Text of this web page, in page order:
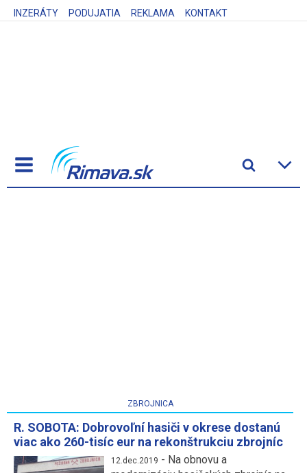
INZERÁTY PODUJATIA REKLAMA KONTAKT
ZBROJNICA
R. SOBOTA: Dobrovoľní hasiči v okrese dostanú
viac ako 260-tisíc eur na rekonštrukciu zbrojníc
12.dec.2019 - Na obnovu a